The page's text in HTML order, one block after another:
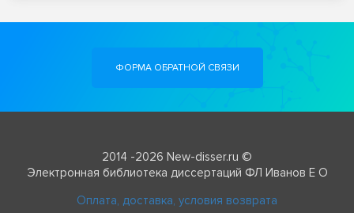
ФОРМА ОБРАТНОЙ СВЯЗИ
2014 -2026 New-disser.ru ©
Электронная библиотека диссертаций ФЛ Иванов Е О
Оплата, доставка, условия возврата